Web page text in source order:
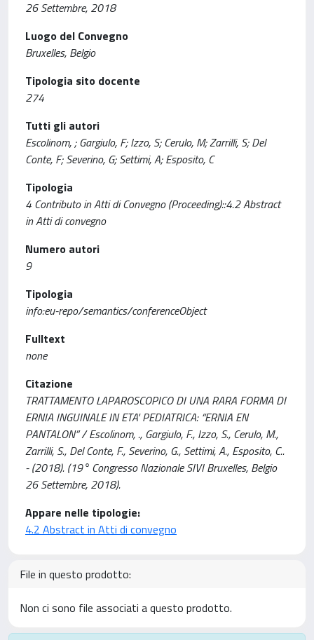
26 Settembre, 2018
Luogo del Convegno
Bruxelles, Belgio
Tipologia sito docente
274
Tutti gli autori
Escolinom, ; Gargiulo, F; Izzo, S; Cerulo, M; Zarrilli, S; Del
Conte, F; Severino, G; Settimi, A; Esposito, C
Tipologia
4 Contributo in Atti di Convegno (Proceeding)::4.2 Abstract
in Atti di convegno
Numero autori
9
Tipologia
info:eu-repo/semantics/conferenceObject
Fulltext
none
Citazione
TRATTAMENTO LAPAROSCOPICO DI UNA RARA FORMA DI
ERNIA INGUINALE IN ETA' PEDIATRICA: “ERNIA EN
PANTALON” / Escolinom, ., Gargiulo, F., Izzo, S., Cerulo, M.,
Zarrilli, S., Del Conte, F., Severino, G., Settimi, A., Esposito, C..
- (2018). (19° Congresso Nazionale SIVI Bruxelles, Belgio
26 Settembre, 2018).
Appare nelle tipologie:
4.2 Abstract in Atti di convegno
File in questo prodotto:
Non ci sono file associati a questo prodotto.